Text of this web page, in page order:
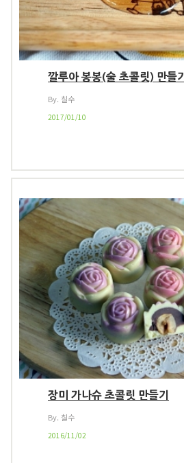
깔루아 봉봉(술 초콜릿) 만들기
By. 칠수
2017/01/10
장미 가나슈 초콜릿 만들기
By. 칠수
2016/11/02